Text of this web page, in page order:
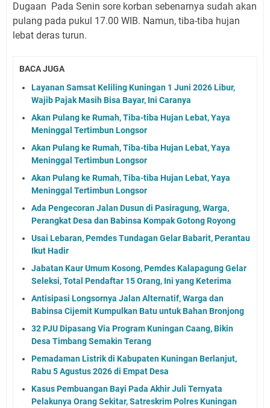
Dugaan Pada Senin sore korban sebenarnya sudah akan
pulang pada pukul 17.00 WIB. Namun, tiba-tiba hujan
lebat deras turun.
BACA JUGA
Layanan Samsat Keliling Kuningan 1 Juni 2026 Libur,
Wajib Pajak Masih Bisa Bayar, Ini Caranya
Akan Pulang ke Rumah, Tiba-tiba Hujan Lebat, Yaya
Meninggal Tertimbun Longsor
Akan Pulang ke Rumah, Tiba-tiba Hujan Lebat, Yaya
Meninggal Tertimbun Longsor
Akan Pulang ke Rumah, Tiba-tiba Hujan Lebat, Yaya
Meninggal Tertimbun Longsor
Ada Pengecoran Jalan Dusun di Pasiragung, Warga,
Perangkat Desa dan Babinsa Kompak Gotong Royong
Usai Lebaran, Pemdes Tundagan Gelar Babarit, Perantau
Ikut Hadir
Jabatan Kaur Umum Kosong, Pemdes Kalapagung Gelar
Seleksi, Total Pendaftar 15 Orang, Ini yang Keterima
Antisipasi Longsornya Jalan Alternatif, Warga dan
Babinsa Cijemit Kumpulkan Batu untuk Bahan Bronjong
32 PJU Dipasang Via Program Kuningan Caang, Bikin
Desa Timbang Semakin Terang
Pemadaman Listrik di Kabupaten Kuningan Berlanjut,
Rabu 5 Agustus 2026 di Empat Desa
Kasus Pembuangan Bayi Pada Akhir Juli Ternyata
Pelakunya Orang Sekitar, Satreskrim Polres Kuningan